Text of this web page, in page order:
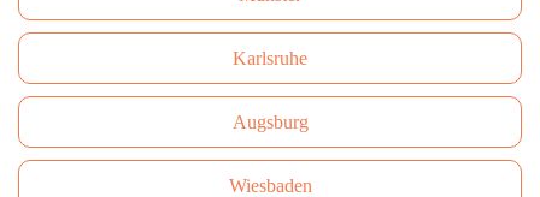
Karlsruhe
Augsburg
Wiesbaden